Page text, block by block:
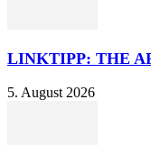
LINKTIPP: THE
5. August 2026